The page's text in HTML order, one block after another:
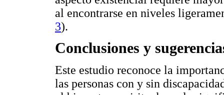
al encontrarse en niveles
3).
Conclusiones y
Este estudio reconoce la
las personas con y sin